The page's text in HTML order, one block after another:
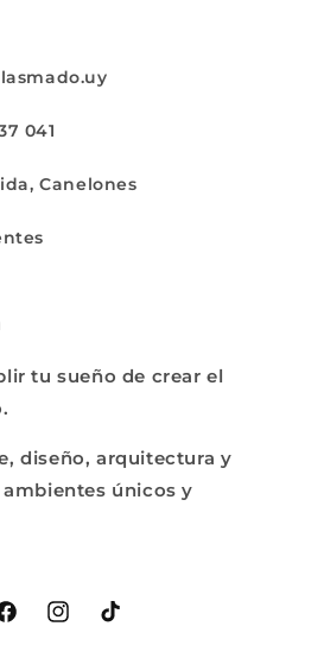
041
Canelones
tu sueño de crear el
diseño, arquitectura y
únicos y
Instagram
TikTok